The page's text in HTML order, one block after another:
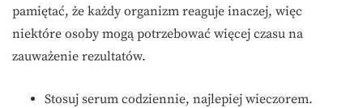
pamiętać, że każdy organizm reaguje inaczej, więc
niektóre osoby mogą potrzebować więcej czasu na
zauważenie rezultatów.
Stosuj serum codziennie, najlepiej wieczorem.